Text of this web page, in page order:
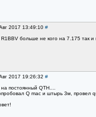
2017 13:49:10 #
R1BBV больше не кого на 7.175 так и
2017 19:26:32 #
постоянный QTH....
Q mac и штырь 3м, провел